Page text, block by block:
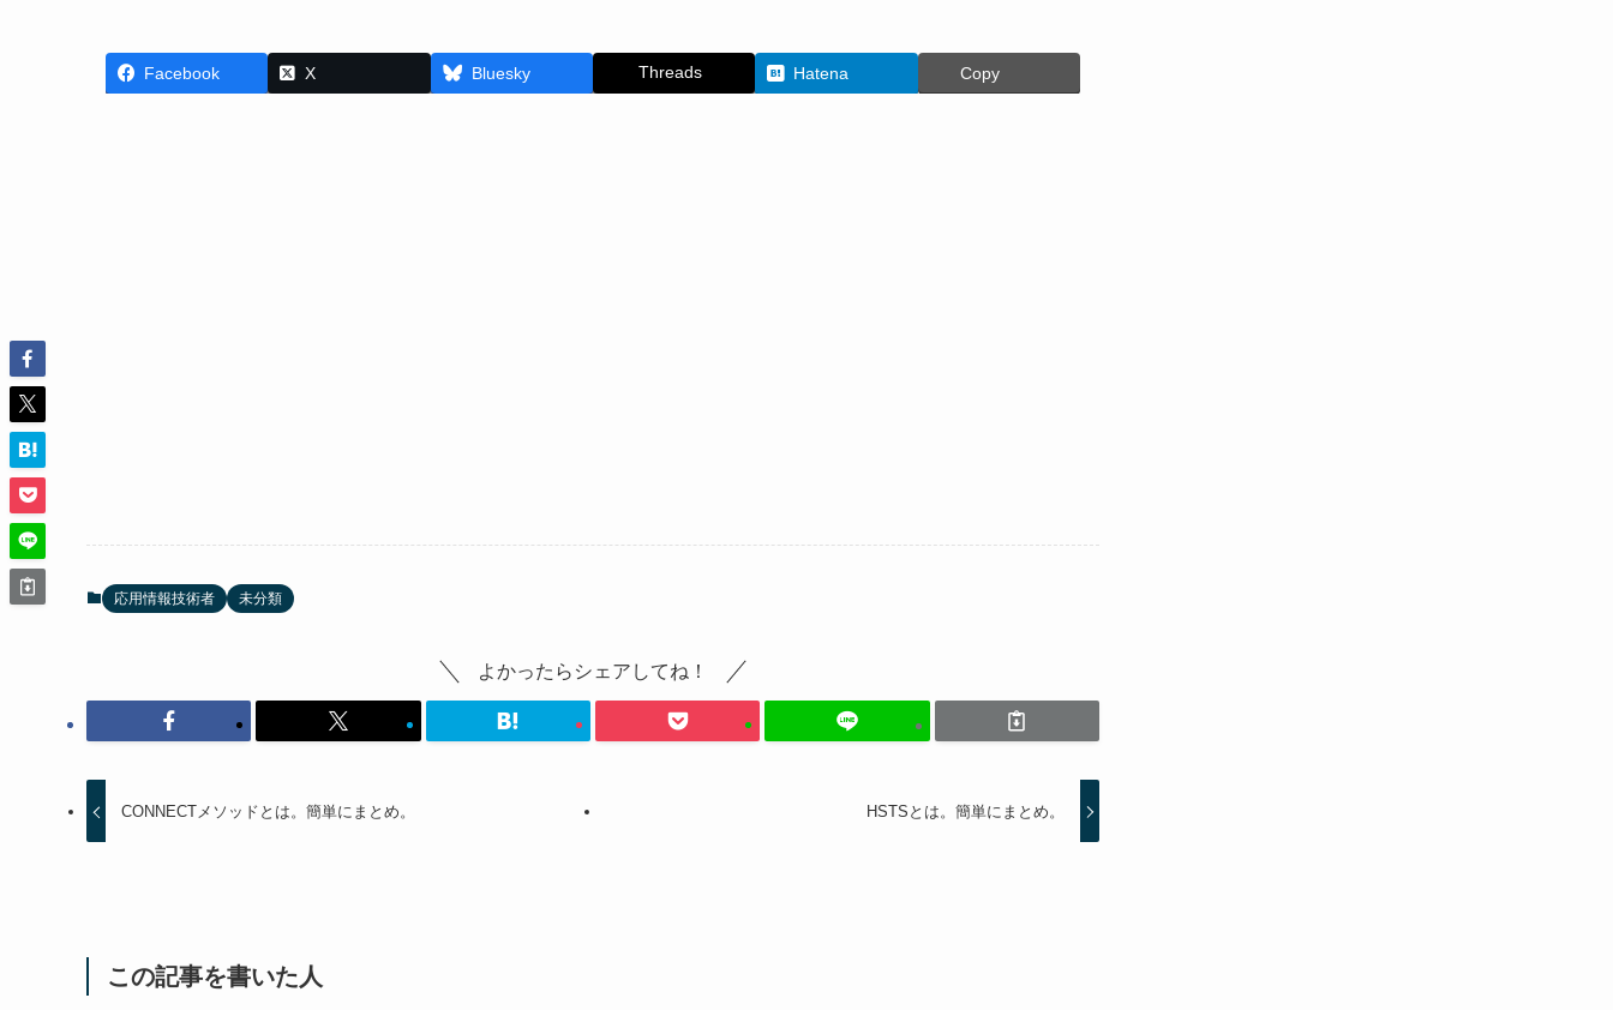
Facebook X Bluesky Threads Hatena Copy
応用情報技術者 未分類
よかったらシェアしてね！
CONNECTメソッドとは。簡単にまとめ。 HSTSとは。簡単にまとめ。
この記事を書いた人